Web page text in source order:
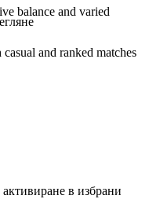
balance and varied
and ranked matches
активиране в избрани